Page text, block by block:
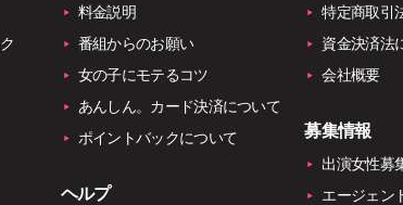
料金説明
番組からのお願い
女の子にモテるコツ
あんしん。カード決済について
ポイントバックについて
ヘルプ
特定商取引
資金決済法
会社概要
募集情報
出演女性募
エージェン